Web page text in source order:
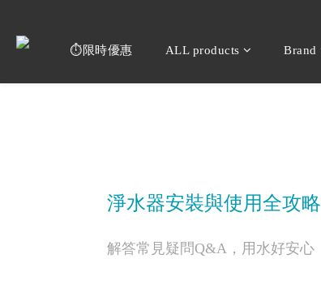
⏱️限時優惠 ALL products Brand
淨水器安裝與使用全攻略
解答常見疑問Q&A，用水好安心